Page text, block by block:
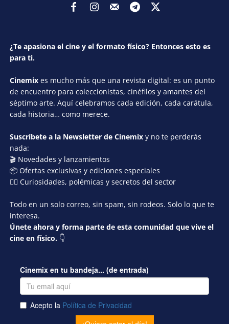
¿Te apasiona el cine y el formato físico? Entonces esto es
para ti.
Cinemix es mucho más que una revista digital: es un punto
de encuentro para coleccionistas, cinéfilos y amantes del
séptimo arte. Aquí celebramos cada edición, cada carátula,
cada historia… como merece.
Suscríbete a la Newsletter de Cinemix y no te perderás
nada:
🎬 Novedades y lanzamientos
📦 Ofertas exclusivas y ediciones especiales
🕵️‍♂️ Curiosidades, polémicas y secretos del sector
Todo en un solo correo, sin spam, sin rodeos. Solo lo que te
interesa.
Únete ahora y forma parte de esta comunidad que vive el
cine en físico. 👇